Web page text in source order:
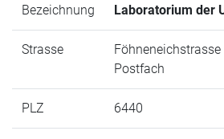
Bezeichnung Laboratorium der
Strasse
Föhneneichstrasse
Postfach
PLZ 6440